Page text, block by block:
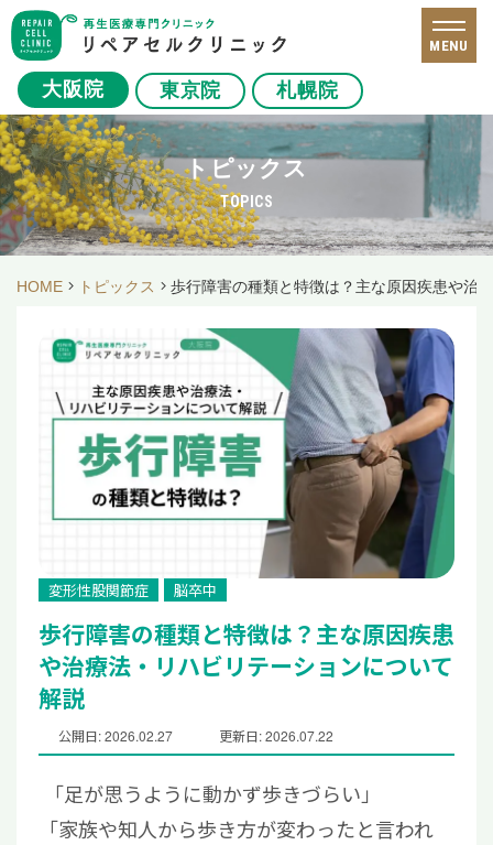
大阪院 東京院 札幌院
MENU
トピックス
TOPICS
HOME トピックス 歩行障害の種類と特徴は？主な原因疾患や治
変形性股関節症 脳卒中
歩行障害の種類と特徴は？主な原因疾患
や治療法・リハビリテーションについて
解説
公開日: 2026.02.27 更新日: 2026.07.22
「足が思うように動かず歩きづらい」
「家族や知人から歩き方が変わったと言われ